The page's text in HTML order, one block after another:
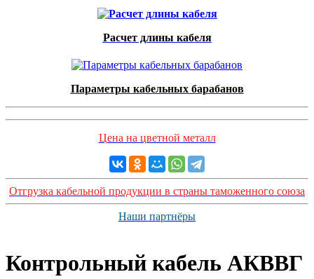
Расчет длины кабеля
Параметры кабельных барабанов
Цена на цветной металл
Отгрузка кабельной продукции в страны таможенного союза
Наши партнёры
Контрольный кабель AКВВГ